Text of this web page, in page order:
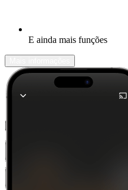
E ainda mais funções